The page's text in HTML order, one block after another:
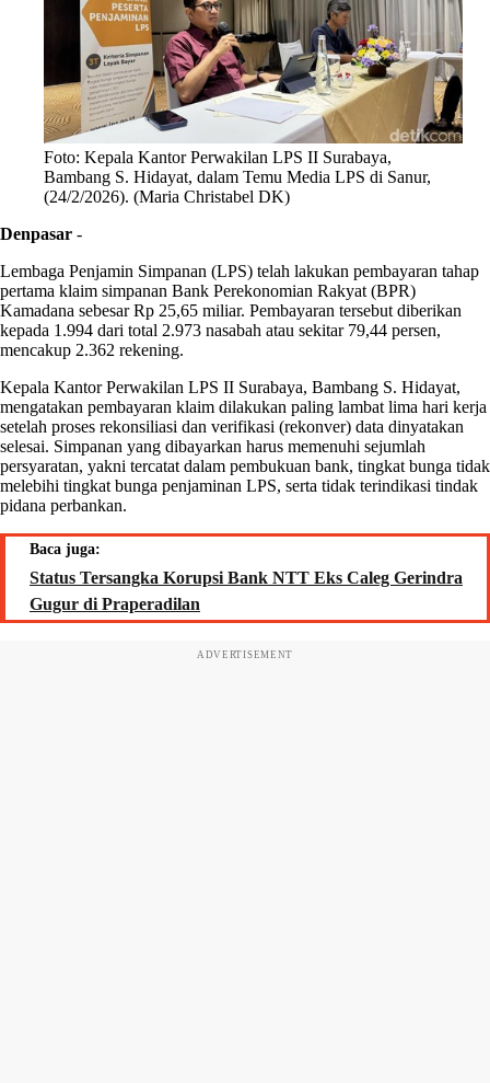
Foto: Kepala Kantor Perwakilan LPS II Surabaya,
Bambang S. Hidayat, dalam Temu Media LPS di Sanur,
(24/2/2026). (Maria Christabel DK)
Denpasar -
Lembaga Penjamin Simpanan (LPS) telah lakukan pembayaran tahap
pertama klaim simpanan Bank Perekonomian Rakyat (BPR)
Kamadana sebesar Rp 25,65 miliar. Pembayaran tersebut diberikan
kepada 1.994 dari total 2.973 nasabah atau sekitar 79,44 persen,
mencakup 2.362 rekening.
Kepala Kantor Perwakilan LPS II Surabaya, Bambang S. Hidayat,
mengatakan pembayaran klaim dilakukan paling lambat lima hari kerja
setelah proses rekonsiliasi dan verifikasi (rekonver) data dinyatakan
selesai. Simpanan yang dibayarkan harus memenuhi sejumlah
persyaratan, yakni tercatat dalam pembukuan bank, tingkat bunga tidak
melebihi tingkat bunga penjaminan LPS, serta tidak terindikasi tindak
pidana perbankan.
Baca juga:
Status Tersangka Korupsi Bank NTT Eks Caleg Gerindra
Gugur di Praperadilan
ADVERTISEMENT